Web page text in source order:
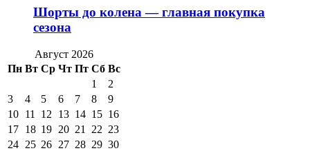
Шорты до колена — главная покупка
сезона
Август 2026
Пн Вт Ср Чт Пт Сб Вс
1
2
3
4 5 6 7 8
9
10 11 12 13 14 15 16
17 18 19 20 21 22 23
24 25 26 27 28 29 30